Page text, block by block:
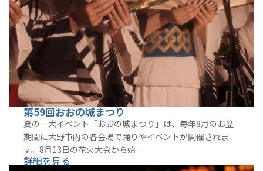
第59回おおの城まつり
夏の一大イベント「おおの城まつり」は、毎年8月のお盆
期間に大野市内の各会場で踊りやイベントが開催されま
す。8月13日の花火大会から始…
詳細を見る